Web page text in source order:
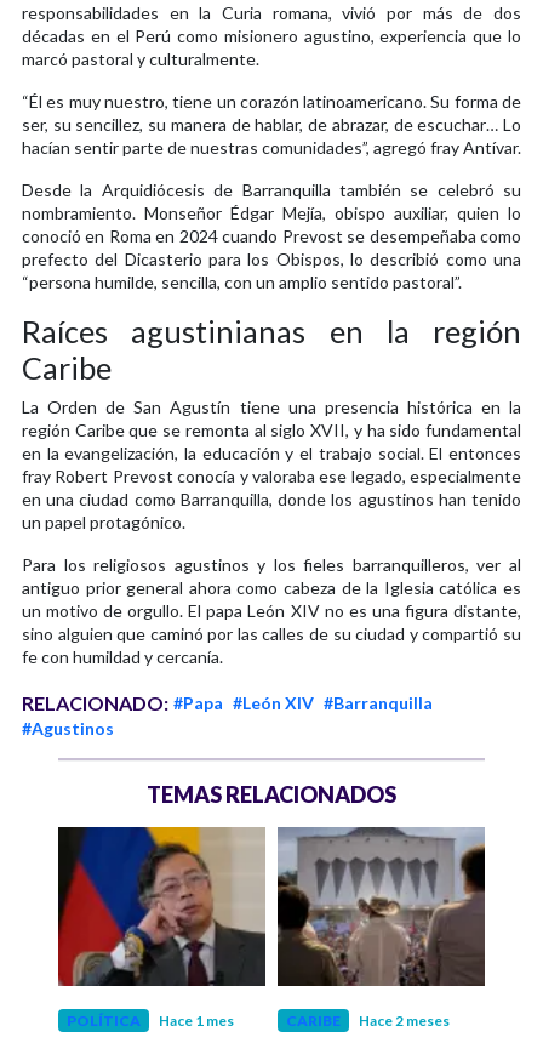
responsabilidades en la Curia romana, vivió por más de dos
décadas en el Perú como misionero agustino, experiencia que lo
marcó pastoral y culturalmente.
“Él es muy nuestro, tiene un corazón latinoamericano. Su forma de
ser, su sencillez, su manera de hablar, de abrazar, de escuchar… Lo
hacían sentir parte de nuestras comunidades”, agregó fray Antívar.
Desde la Arquidiócesis de Barranquilla también se celebró su
nombramiento. Monseñor Édgar Mejía, obispo auxiliar, quien lo
conoció en Roma en 2024 cuando Prevost se desempeñaba como
prefecto del Dicasterio para los Obispos, lo describió como una
“persona humilde, sencilla, con un amplio sentido pastoral”.
Raíces agustinianas en la región
Caribe
La Orden de San Agustín tiene una presencia histórica en la
región Caribe que se remonta al siglo XVII, y ha sido fundamental
en la evangelización, la educación y el trabajo social. El entonces
fray Robert Prevost conocía y valoraba ese legado, especialmente
en una ciudad como Barranquilla, donde los agustinos han tenido
un papel protagónico.
Para los religiosos agustinos y los fieles barranquilleros, ver al
antiguo prior general ahora como cabeza de la Iglesia católica es
un motivo de orgullo. El papa León XIV no es una figura distante,
sino alguien que caminó por las calles de su ciudad y compartió su
fe con humildad y cercanía.
RELACIONADO: #Papa #León XIV #Barranquilla
#Agustinos
TEMAS RELACIONADOS
POLÍTICA Hace 1 mes CARIBE Hace 2 meses